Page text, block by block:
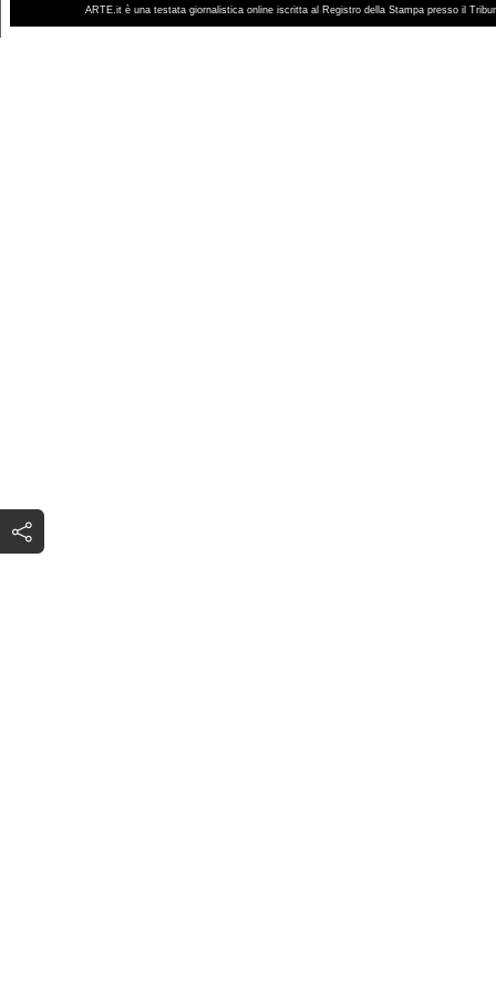
ARTE.it è una testata giornalistica online iscritta al Registro della Stampa presso il